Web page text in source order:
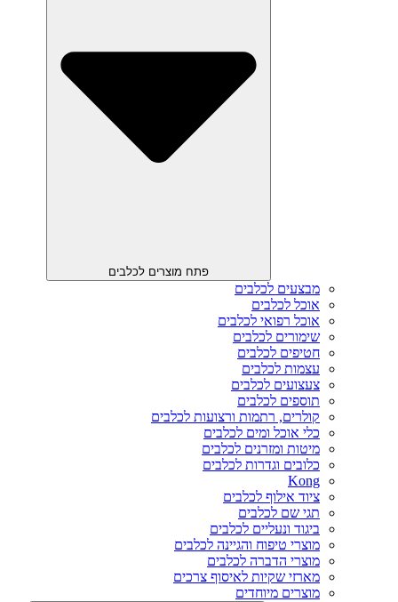
פתח מוצרים לכלבים
מבצעים לכלבים
אוכל לכלבים
אוכל רפואי לכלבים
שימורים לכלבים
חטיפים לכלבים
עצמות לכלבים
צעצועים לכלבים
תוספים לכלבים
קולרים, רתמות ורצועות לכלבים
כלי אוכל ומים לכלבים
מיטות ומזרנים לכלבים
כלובים וגדרות לכלבים
Kong
ציוד אילוף לכלבים
תגי שם לכלבים
ביגוד ונעליים לכלבים
מוצרי טיפוח והגיינה לכלבים
מוצרי הדברה לכלבים
מארזי שקיות לאיסוף צרכים
מוצרים מיוחדים